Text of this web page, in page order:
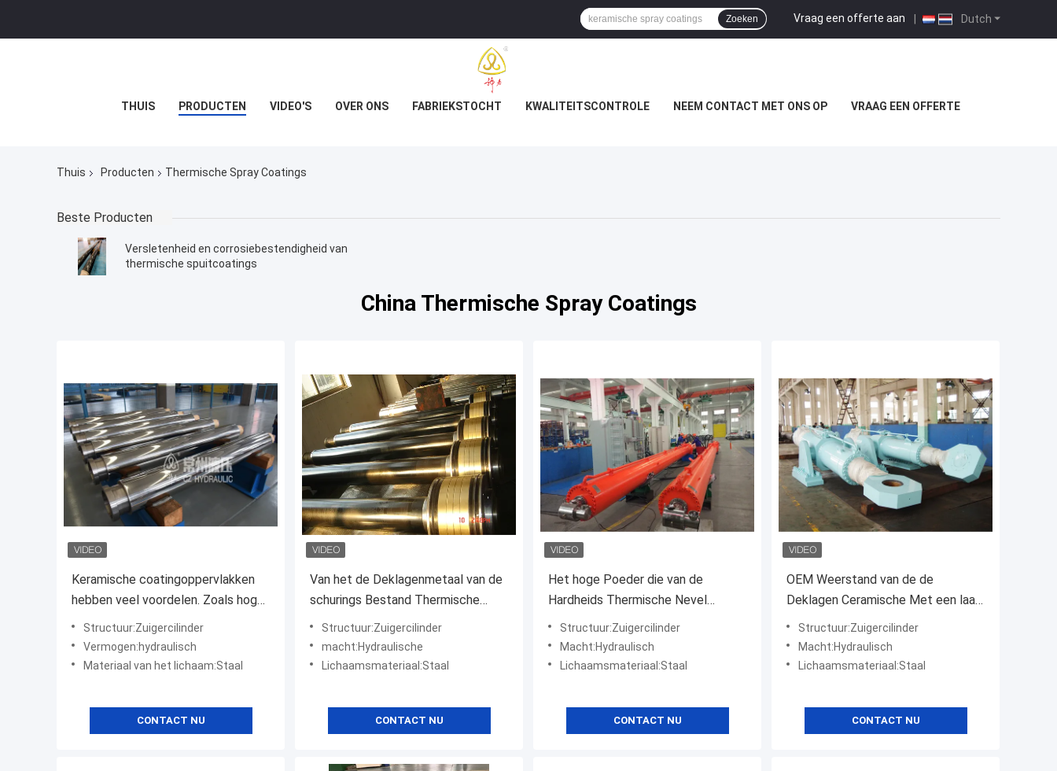
Dutch
Vraag een offerte aan |
Zoeken
THUIS PRODUCTEN VIDEO'S OVER ONS FABRIEKSTOCHT KWALITEITSCONTROLE NEEM CONTACT MET ONS OP VRAAG EEN OFFERTE
Thuis Producten Thermische Spray Coatings
Beste Producten
Versletenheid en corrosiebestendigheid van
thermische spuitcoatings
China Thermische Spray Coatings
Keramische coatingoppervlakken
hebben veel voordelen. Zoals hoge
hardheid, bestand tegen hoge
temperaturen,
corrosiebestendigheid,
galvaniseren.
Structuur:Zuigercilinder
Vermogen:hydraulisch
Materiaal van het lichaam:Staal
CONTACT NU
Van het de Deklagenmetaal van de
schurings Bestand Thermische
Nevel de Neveldeklagen nen-ISO
4287
Structuur:Zuigercilinder
macht:Hydraulische
Lichaamsmateriaal:Staal
CONTACT NU
Het hoge Poeder die van de
Hardheids Thermische Nevel
Slijtvaste TNOCA02.8043 met een
laag bedekken
Structuur:Zuigercilinder
Macht:Hydraulisch
Lichaamsmateriaal:Staal
CONTACT NU
OEM Weerstand van de de
Deklagen Ceramische Met een laag
bedekte Zoute Mist van de
Zuigerstang de Thermische Nevel
Structuur:Zuigercilinder
Macht:Hydraulisch
Lichaamsmateriaal:Staal
CONTACT NU